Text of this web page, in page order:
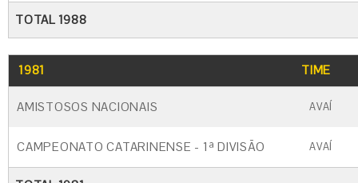
TOTAL 1988
1981 TIME
AMISTOSOS NACIONAIS AVAÍ
CAMPEONATO CATARINENSE - 1ª DIVISÃO AVAÍ